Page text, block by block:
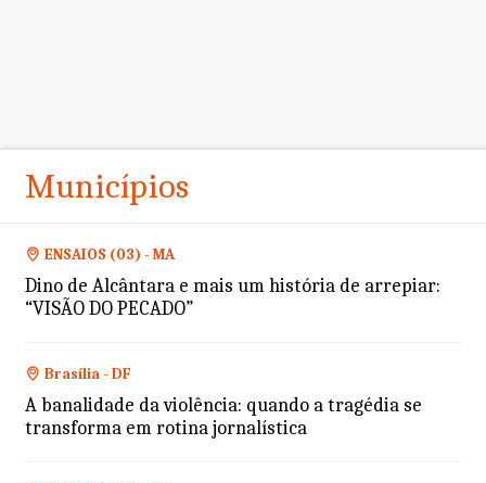
Municípios
ENSAIOS (03) - MA
Dino de Alcântara e mais um história de arrepiar:
“VISÃO DO PECADO”
Brasília - DF
A banalidade da violência: quando a tragédia se
transforma em rotina jornalística